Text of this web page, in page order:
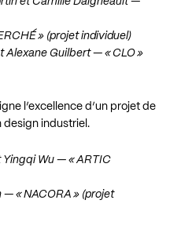
» (projet individuel)
Alexane Guilbert — « CLO »
l’excellence d’un projet de
design industriel.
Yingqi Wu — « ARTIC
— « NACORA » (projet